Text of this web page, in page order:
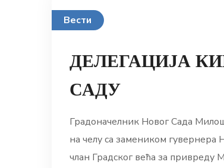
Вести
ДЕЛЕГАЦИЈА
САДУ
Градоначелник Новог Сада
на челу са замеником гувернера
члан Градског већа за